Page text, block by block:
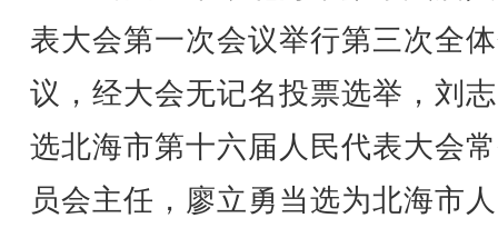
表大会第一次会议举行第三次全
议，经大会无记名投票选举，刘
选北海市第十六届人民代表大会
员会主任，廖立勇当选为北海市